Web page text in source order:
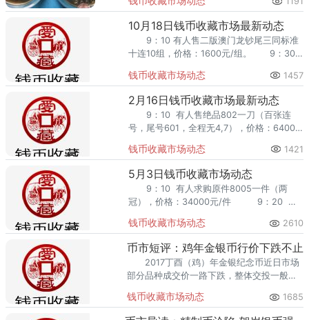
10月18日钱币收藏市场最新动态
9：10 有人售二版澳门龙钞尾三同标准
十连10组，价格：1600元/组。 9：30
价格：30500元/捆。 9：40 有人售三
版壹分币一包，价格：4000元/包
钱币收藏市场动态 1457
2月16日钱币收藏市场最新动态
9：10 有人售绝品802一刀（百张连
号，尾号601，全程无4,7），价格：6400
件（带号）
钱币收藏市场动态 1421
5月3日钱币收藏市场动态
9：10 有人求购原件8005一件（两
冠），价格：34000元/件 9：20 有
钱币收藏市场动态 2610
币市短评：鸡年金银币行价下跌不止
2017丁酉（鸡）年金银纪念币近日市场
部分品种成交价一路下跌，整体交投一般。
750附近，买盘交投一般。
钱币收藏市场动态 1685